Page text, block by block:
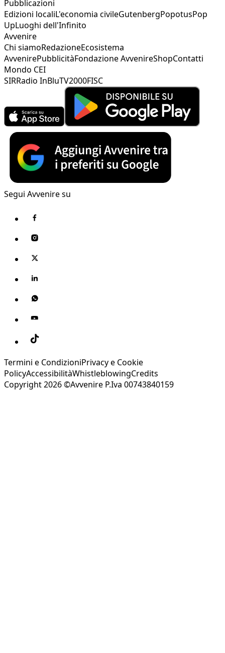
Pubblicazioni
Edizioni localiL'economia civileGutenbergPopotusPop
UpLuoghi dell'Infinito
Avvenire
Chi siamoRedazioneEcosistema
AvvenirePubblicitàFondazione AvvenireShopContatti
Mondo CEI
SIRRadio InBluTV2000FISC
Segui Avvenire su
Termini e CondizioniPrivacy e Cookie
PolicyAccessibilitàWhistleblowingCredits
Copyright 2026 ©Avvenire P.Iva 00743840159